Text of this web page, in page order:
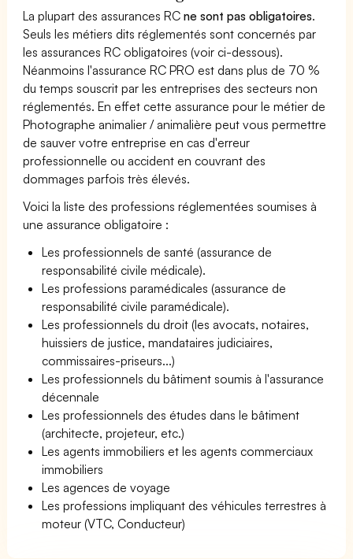
La plupart des assurances RCne sont pas obligatoires.
Seuls les métiers dits réglementés sont concernés par
les assurances RC obligatoires (voir ci-dessous).
Néanmoins l'assurance RC PRO est dans plus de 70 %
du temps souscrit par les entreprises des secteurs non
réglementés. En effet cette assurance pour le métier de
Photographe animalier / animalière peut vous permettre
de sauver votre entreprise en cas d'erreur
professionnelle ou accident en couvrant des
dommages parfois très élevés.
Voici la liste des professions réglementées soumises à
une assurance obligatoire :
Les professionnels de santé (assurance de
responsabilité civile médicale).
Les professions paramédicales (assurance de
responsabilité civile paramédicale).
Les professionnels du droit (les avocats, notaires,
huissiers de justice, mandataires judiciaires,
commissaires-priseurs...)
Les professionnels du bâtiment soumis à l'assurance
décennale
Les professionnels des études dans le bâtiment
(architecte, projeteur, etc.)
Les agents immobiliers et les agents commerciaux
immobiliers
Les agences de voyage
Les professions impliquant des véhicules terrestres à
moteur (VTC, Conducteur)